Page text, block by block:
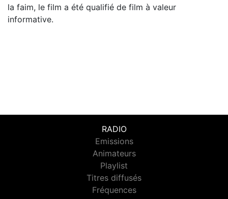
la faim, le film a été qualifié de film à valeur
informative.
RADIO
Emissions
Animateurs
Playlist
Titres diffusés
Fréquences